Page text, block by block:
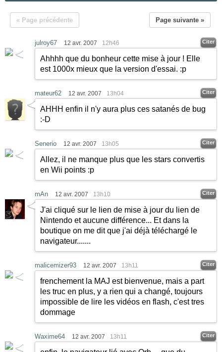
« Page précédente Page suivante »
julroy67 12 avr. 2007 12h46 Citer
Ahhhh que du bonheur cette mise à jour ! Elle
est 1000x mieux que la version d'essai. :p
mateur62 12 avr. 2007 13h04 Citer
AHHH enfin il n'y aura plus ces satanés de bug
:-D
Senerio 12 avr. 2007 13h05 Citer
Allez, il ne manque plus que les stars convertis
en Wii points :p
mAn 12 avr. 2007 13h10 Citer
J'ai cliqué sur le lien de mise à jour du lien de
Nintendo et aucune différence... Et dans la
boutique on me dit que j'ai déjà téléchargé le
navigateur.......
malicemizer93 12 avr. 2007 13h11 Citer
frenchement la MAJ est bienvenue, mais a part
les truc en plus, y a rien qui a changé, toujours
impossible de lire les vidéos en flash, c'est tres
dommage
Waxime64 12 avr. 2007 13h11 Citer